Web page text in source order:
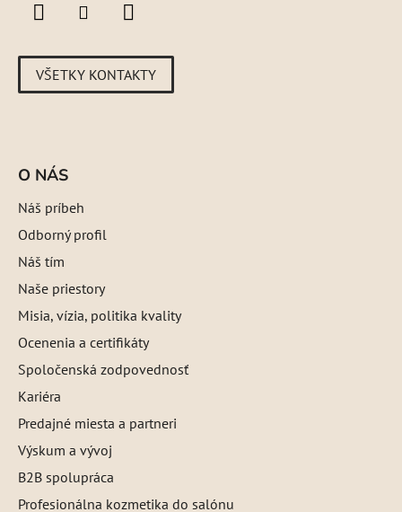
VŠETKY KONTAKTY
O NÁS
Náš príbeh
Odborný profil
Náš tím
Naše priestory
Misia, vízia, politika kvality
Ocenenia a certifikáty
Spoločenská zodpovednosť
Kariéra
Predajné miesta a partneri
Výskum a vývoj
B2B spolupráca
Profesionálna kozmetika do salónu